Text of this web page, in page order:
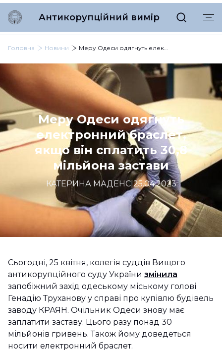
Антикорупційний вимір
Головна Новини Меру Одеси одягнуть електронний браслет, якщо він сплатить 30,8 мільйона застави
Меру Одеси одягнуть
електронний браслет,
якщо він сплатить 30,8
мільйона застави
КАТЕРИНА МАДЕНС|25.04.2023
Сьогодні, 25 квітня, колегія суддів Вищого
антикорупційного суду України змінила
запобіжний захід одеському міському голові
Генадію Труханову у справі про купівлю будівель
заводу КРАЯН. Очільник Одеси знову має
заплатити заставу. Цього разу понад 30
мільйонів гривень. Також йому доведеться
носити електронний браслет.